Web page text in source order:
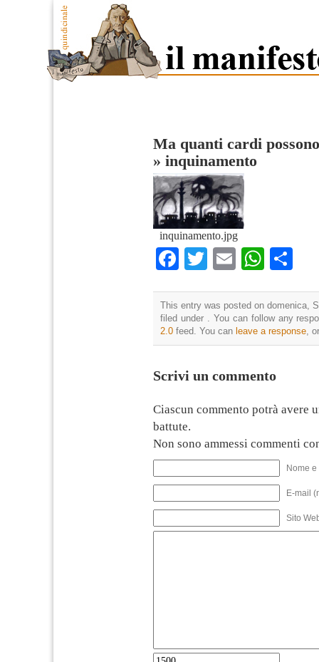
Ma quanti cardi
» inquinamento
inquinamento.jpg
Facebook
TwitterEmail
This entry was posted on domenica,
filed under . You can follow any
2.0 feed. You can leave a response,
Scrivi un commento
Ciascun commento potrà avere
battute.
Non sono ammessi commenti
Nome
E-mail
Sito